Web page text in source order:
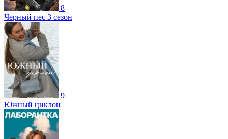
8
Черный пес 3 сезон
9
Южный циклон